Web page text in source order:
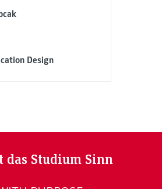
Design
das Studium Sinn